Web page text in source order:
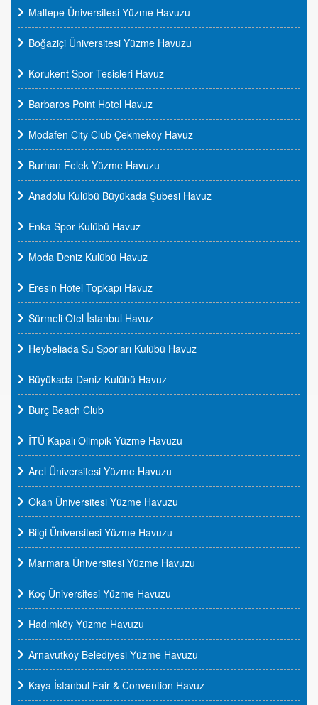
Maltepe Üniversitesi Yüzme Havuzu
Boğaziçi Üniversitesi Yüzme Havuzu
Korukent Spor Tesisleri Havuz
Barbaros Point Hotel Havuz
Modafen City Club Çekmeköy Havuz
Burhan Felek Yüzme Havuzu
Anadolu Kulübü Büyükada Şubesi Havuz
Enka Spor Kulübü Havuz
Moda Deniz Kulübü Havuz
Eresin Hotel Topkapı Havuz
Sürmeli Otel İstanbul Havuz
Heybeliada Su Sporları Kulübü Havuz
Büyükada Deniz Kulübü Havuz
Burç Beach Club
İTÜ Kapalı Olimpik Yüzme Havuzu
Arel Üniversitesi Yüzme Havuzu
Okan Üniversitesi Yüzme Havuzu
Bilgi Üniversitesi Yüzme Havuzu
Marmara Üniversitesi Yüzme Havuzu
Koç Üniversitesi Yüzme Havuzu
Hadımköy Yüzme Havuzu
Arnavutköy Belediyesi Yüzme Havuzu
Kaya İstanbul Fair & Convention Havuz